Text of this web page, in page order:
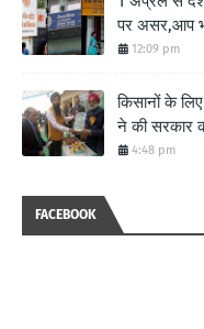
पर असर,आप
12:09 pm
किसानों के
ने की सरकार
4:48 pm
FACEBOOK